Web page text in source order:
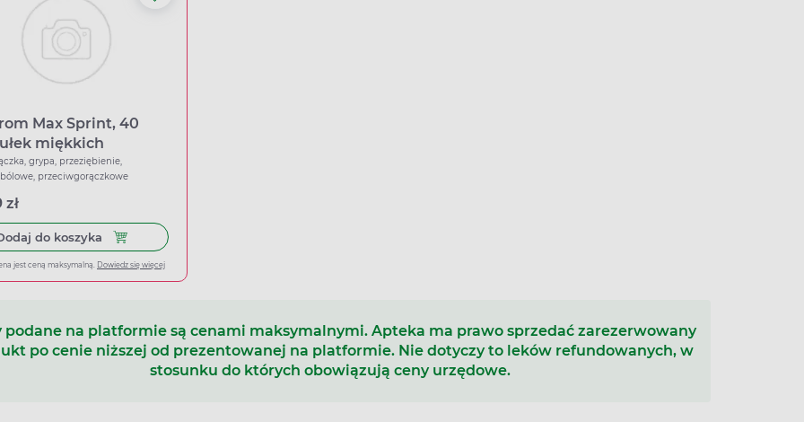
Max Sprint, 40
miękkich
grypa, przeziębienie,
przeciwgorączkowe
zł
do koszyka Dodaj do koszyka Ibuprom Max Sprint, 40 kapsułek miękkich
jest ceną maksymalną. Dowiedz się więcej
podane na platformie są cenami maksymalnymi. Apteka ma prawo sprzedać zarezerwowany
po cenie niższej od prezentowanej na platformie. Nie dotyczy to leków refundowanych, w
stosunku do których obowiązują ceny urzędowe.